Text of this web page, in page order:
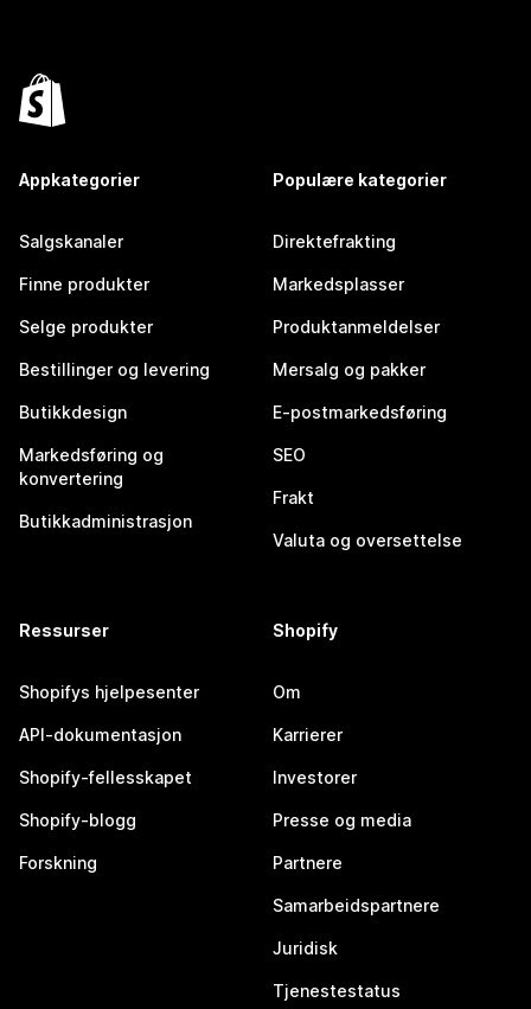
Appkategorier
Salgskanaler
Finne produkter
Selge produkter
Bestillinger og levering
Butikkdesign
Markedsføring og
konvertering
Butikkadministrasjon
Populære kategorier
Direktefrakting
Markedsplasser
Produktanmeldelser
Mersalg og pakker
E-postmarkedsføring
SEO
Frakt
Valuta og oversettelse
Ressurser
Shopifys hjelpesenter
API-dokumentasjon
Shopify-fellesskapet
Shopify-blogg
Forskning
Shopify
Om
Karrierer
Investorer
Presse og media
Partnere
Samarbeidspartnere
Juridisk
Tjenestestatus